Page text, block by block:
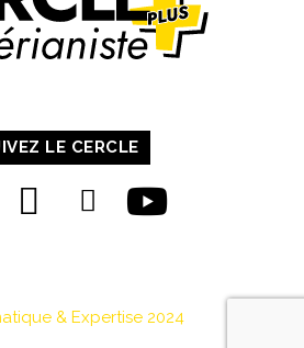
LE CERCLE
& Expertise 2024